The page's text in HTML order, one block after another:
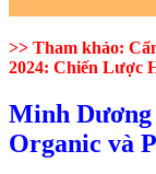
>> Tham khảo:
2024: Chiến Lược
Minh
Organic và